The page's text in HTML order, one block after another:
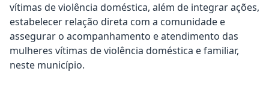
vítimas de violência doméstica, além de integrar ações,
estabelecer relação direta com a comunidade e
assegurar o acompanhamento e atendimento das
mulheres vítimas de violência doméstica e familiar,
neste município.